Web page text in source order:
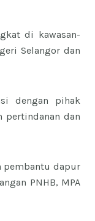
di kawasan-
Selangor dan
dengan pihak
pertindanan dan
pembantu dapur
PNHB, MPA